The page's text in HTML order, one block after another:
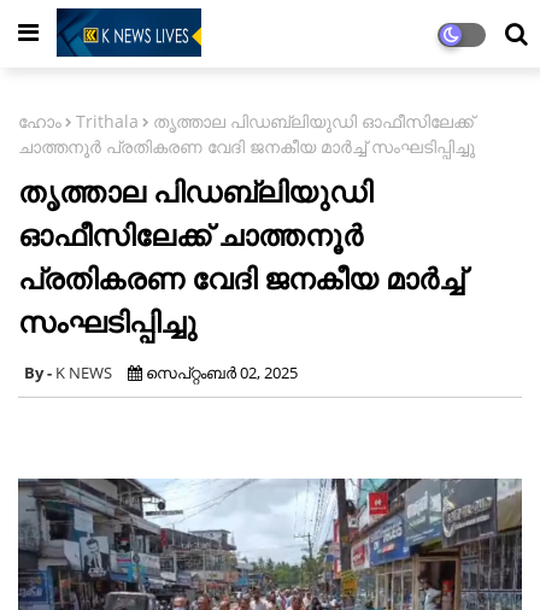
ഹോം Trithala
തൃത്താല പിഡബ്ലിയുഡി ഓഫീസിലേക്ക്
ചാത്തനൂർ പ്രതികരണ വേദി ജനകീയ മാർച്ച് സംഘടിപ്പിച്ചു
തൃത്താല പിഡബ്ലിയുഡി
ഓഫീസിലേക്ക് ചാത്തനൂർ
പ്രതികരണ വേദി ജനകീയ മാർച്ച്
സംഘടിപ്പിച്ചു
K NEWS സെപ്റ്റംബർ 02, 2025